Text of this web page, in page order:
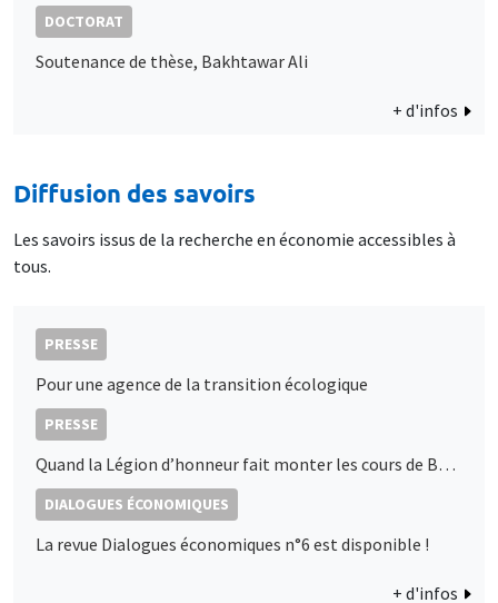
DOCTORAT
Soutenance de thèse, Bakhtawar Ali
+ d'infos
Diffusion des savoirs
Les savoirs issus de la recherche en économie accessibles à
tous.
PRESSE
Pour une agence de la transition écologique
PRESSE
Quand la Légion d’honneur fait monter les cours de Bourse : les décorations d’État, signaux de proximité politique ?
DIALOGUES ÉCONOMIQUES
La revue Dialogues économiques n°6 est disponible !
+ d'infos